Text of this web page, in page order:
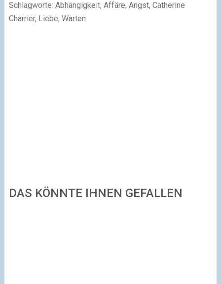
Schlagworte: Abhängigkeit, Affäre, Angst, Catherine
Charrier, Liebe, Warten
DAS KÖNNTE IHNEN GEFALLEN